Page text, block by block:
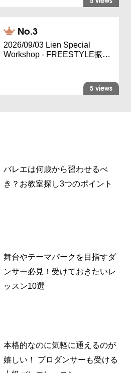
2026/09/03 Lien Special
Workshop - FREESTYLE振…
5 views
バレエは何歳から習わせるべ
き？お教室探し3つのポイント
舞台やテーマパークを目指すダ
ンサー必見！受けておきたいレ
ッスン10選
本格的なのに気軽に通えるのが
嬉しい！ プロダンサーも受ける